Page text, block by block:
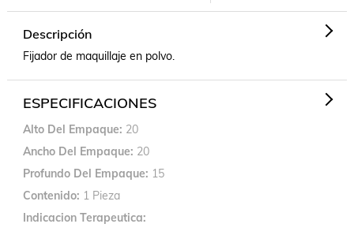
Descripción
Fijador de maquillaje en polvo.
ESPECIFICACIONES
Alto Del Empaque 20
Ancho Del Empaque 20
Profundo Del Empaque
15
Contenido 1 Pieza
Indicacion Terapeutica